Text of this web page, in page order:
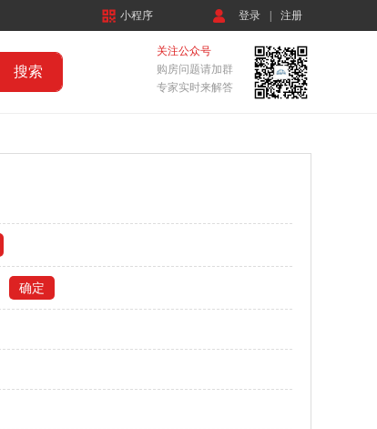
小程序 登录 注册
关注公众号
购房问题请加群
专家实时来解答